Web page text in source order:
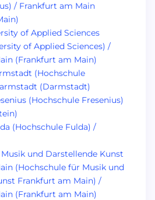
/ Frankfurt am Main
of Applied Sciences
of Applied Sciences) /
(Frankfurt am Main)
(Hochschule
(Darmstadt)
(Hochschule Fresenius)
(Hochschule Fulda) /
und Darstellende Kunst
(Hochschule für Musik und
Frankfurt am Main) /
(Frankfurt am Main)